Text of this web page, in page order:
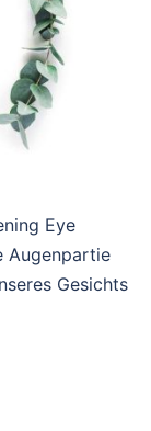
Eye
Augenpartie
Gesichts